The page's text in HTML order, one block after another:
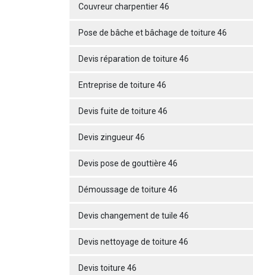
Couvreur charpentier 46
Pose de bâche et bâchage de toiture 46
Devis réparation de toiture 46
Entreprise de toiture 46
Devis fuite de toiture 46
Devis zingueur 46
Devis pose de gouttière 46
Démoussage de toiture 46
Devis changement de tuile 46
Devis nettoyage de toiture 46
Devis toiture 46